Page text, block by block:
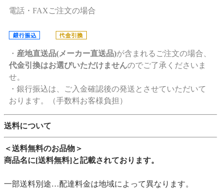
電話・FAXご注文の場合
・ 産地直送品(メーカー直送品)が含まれるご注文の場合、
代金引換はお選びいただけませんのでご了承くださいま
せ。
・銀行振込は、ご入金確認後の発送とさせていただいて
おります。（手数料お客様負担）
送料について
＜送料無料のお品物＞
商品名に[送料無料]と記載されております。
一部送料別途…配達料金は地域によって異なります。